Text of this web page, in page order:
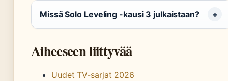
Missä Solo Leveling -kausi 3 julkaistaan?
Aiheeseen liittyvää
Uudet TV-sarjat 2026